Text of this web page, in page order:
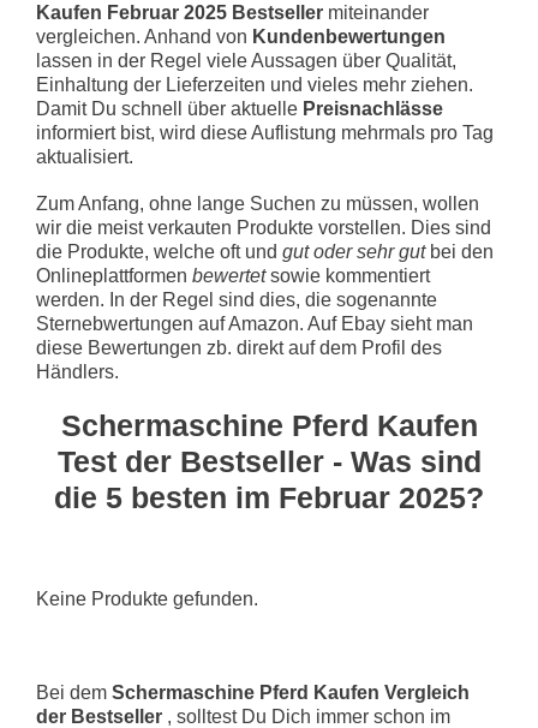
Kaufen Februar 2025 Bestseller miteinander
vergleichen. Anhand von Kundenbewertungen
lassen in der Regel viele Aussagen über Qualität,
Einhaltung der Lieferzeiten und vieles mehr ziehen.
Damit Du schnell über aktuelle Preisnachlässe
informiert bist, wird diese Auflistung mehrmals pro Tag
aktualisiert.
Zum Anfang, ohne lange Suchen zu müssen, wollen
wir die meist verkauten Produkte vorstellen. Dies sind
die Produkte, welche oft und gut oder sehr gutbei den
Onlineplattformen bewertetsowie kommentiert
werden. In der Regel sind dies, die sogenannte
Sternebwertungen auf Amazon. Auf Ebay sieht man
diese Bewertungen zb. direkt auf dem Profil des
Händlers.
Schermaschine Pferd Kaufen
Test der Bestseller - Was sind
die 5 besten im Februar 2025?
Keine Produkte gefunden.
Bei dem Schermaschine Pferd Kaufen Vergleich
der Bestseller , solltest Du Dich immer schon im